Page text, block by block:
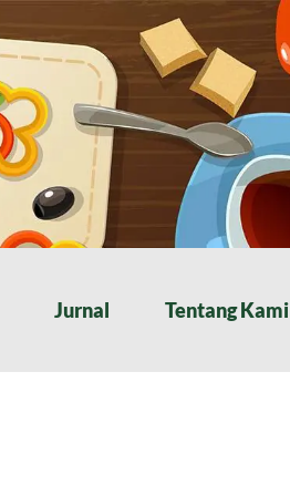
Jurnal Tentang Kami